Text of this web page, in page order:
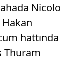
Nicolo
hattında
Thuram